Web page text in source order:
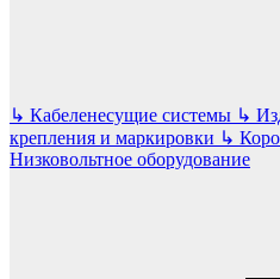
↳ Кабеленесущие системы ↳
крепления и маркировки ↳
Низковольтное оборудование